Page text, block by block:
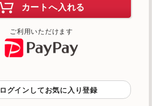
カートへ入れる
ご利用いただけます
ログインしてお気に入り登録